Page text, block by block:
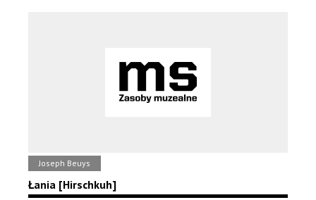
Joseph Beuys
Łania [Hirschkuh]